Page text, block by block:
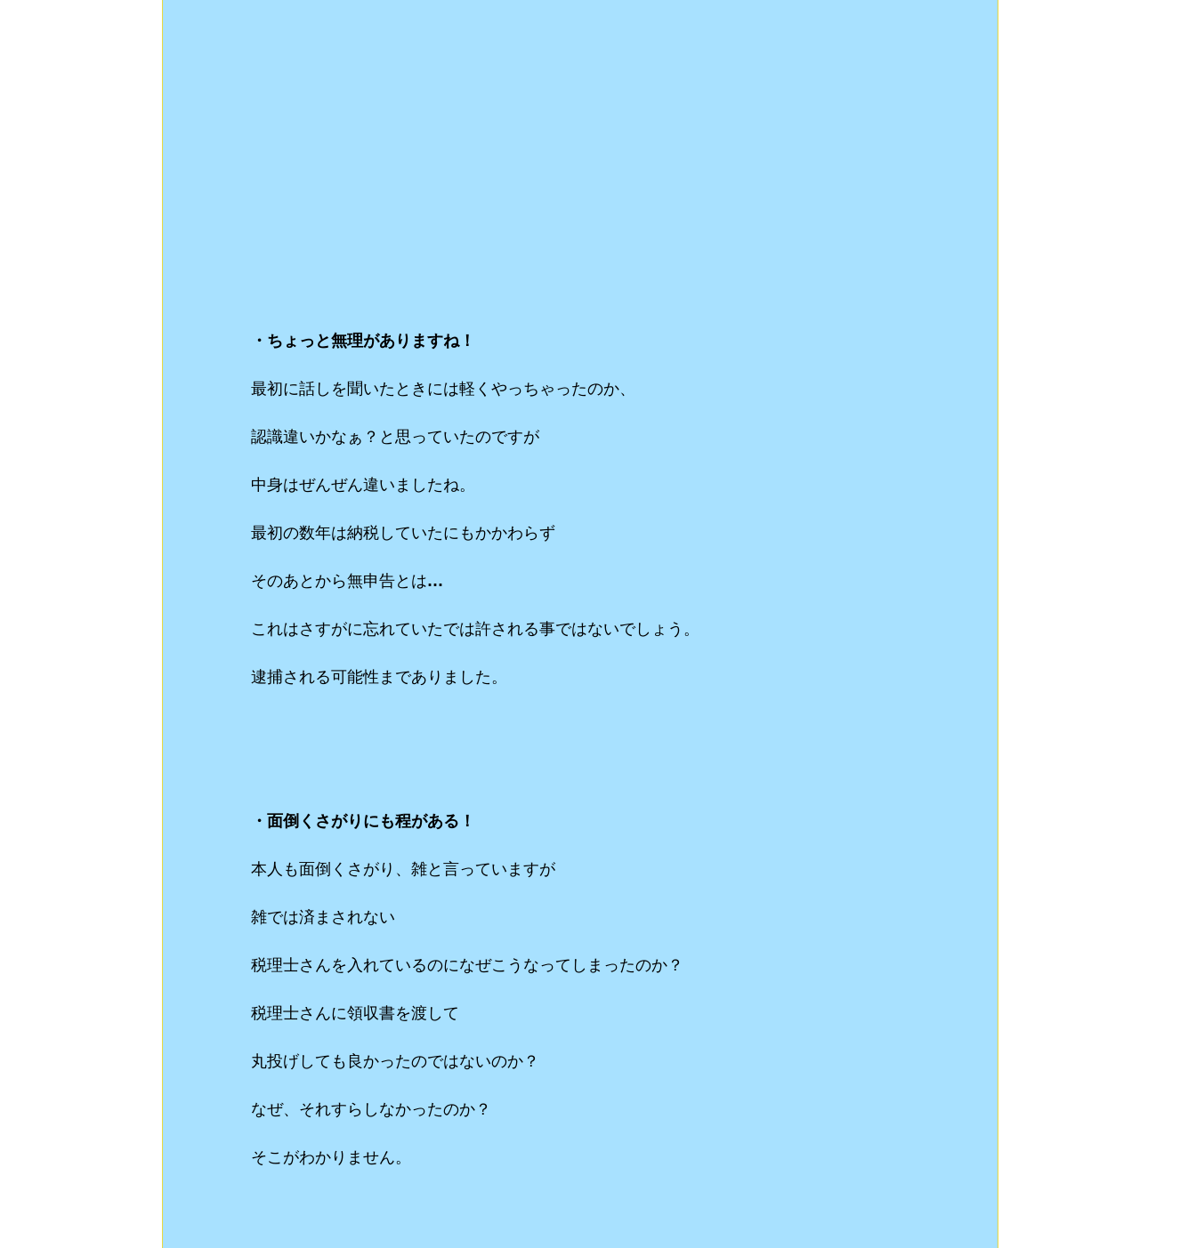
・ちょっと無理がありますね！
最初に話しを聞いたときには軽くやっちゃったのか、
認識違いかなぁ？と思っていたのですが
中身はぜんぜん違いましたね。
最初の数年は納税していたにもかかわらず
そのあとから無申告とは…
これはさすがに忘れていたでは許される事ではないでしょう。
逮捕される可能性までありました。
・面倒くさがりにも程がある！
本人も面倒くさがり、雑と言っていますが
雑では済まされない
税理士さんを入れているのになぜこうなってしまったのか？
税理士さんに領収書を渡して
丸投げしても良かったのではないのか？
なぜ、それすらしなかったのか？
そこがわかりません。